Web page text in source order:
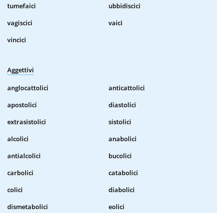
tumefaici
ubbidiscici
vagiscici
vaici
vincici
Aggettivi
anglocattolici
anticattolici
apostolici
diastolici
extrasistolici
sistolici
alcolici
anabolici
antialcolici
bucolici
carbolici
catabolici
colici
diabolici
dismetabolici
eolici